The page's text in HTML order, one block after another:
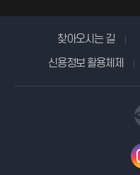
찾아오시는 길
신용정보 활용체제